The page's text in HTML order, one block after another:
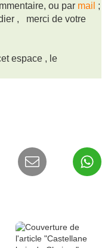
ou par mail ;
,
merci de votre
espace , le